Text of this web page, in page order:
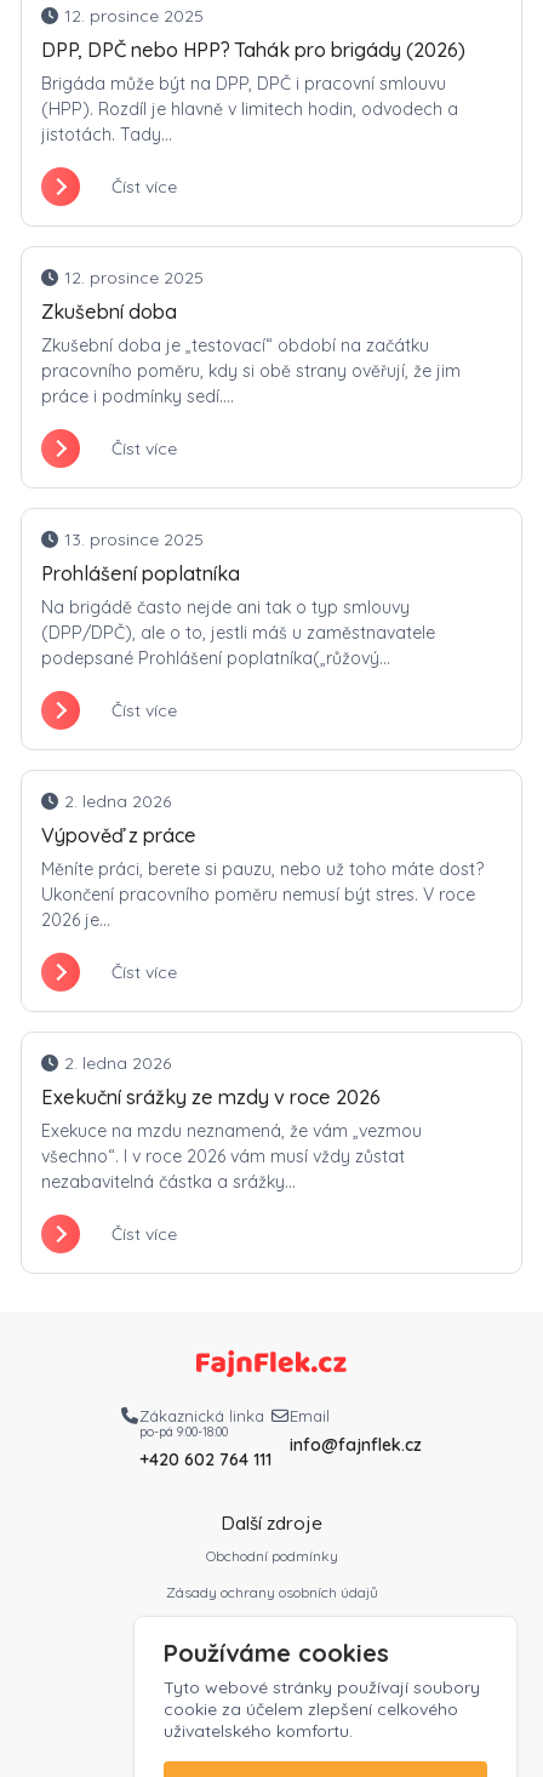
12. prosince 2025
DPP, DPČ nebo HPP? Tahák pro brigády (2026)
Brigáda může být na DPP, DPČ i pracovní smlouvu
(HPP). Rozdíl je hlavně v limitech hodin, odvodech a
jistotách. Tady...
Číst více
12. prosince 2025
Zkušební doba
Zkušební doba je „testovací“ období na začátku
pracovního poměru, kdy si obě strany ověřují, že jim
práce i podmínky sedí....
Číst více
13. prosince 2025
Prohlášení poplatníka
Na brigádě často nejde ani tak o typ smlouvy
(DPP/DPČ), ale o to, jestli máš u zaměstnavatele
podepsané Prohlášení poplatníka(„růžový...
Číst více
2. ledna 2026
Výpověď z práce
Měníte práci, berete si pauzu, nebo už toho máte dost?
Ukončení pracovního poměru nemusí být stres. V roce
2026 je...
Číst více
2. ledna 2026
Exekuční srážky ze mzdy v roce 2026
Exekuce na mzdu neznamená, že vám „vezmou
všechno“. I v roce 2026 vám musí vždy zůstat
nezabavitelná částka a srážky...
Číst více
Zákaznická linka
po-pá 9:00-18:00
+420 602 764 111
Email
info@fajnflek.cz
Další zdroje
Obchodní podmínky
Zásady ochrany osobních údajů
Ceník
Kontakt
Zaměstnavatelé
Používáme cookies
Tyto webové stránky používají soubory
cookie za účelem zlepšení celkového
uživatelského komfortu.